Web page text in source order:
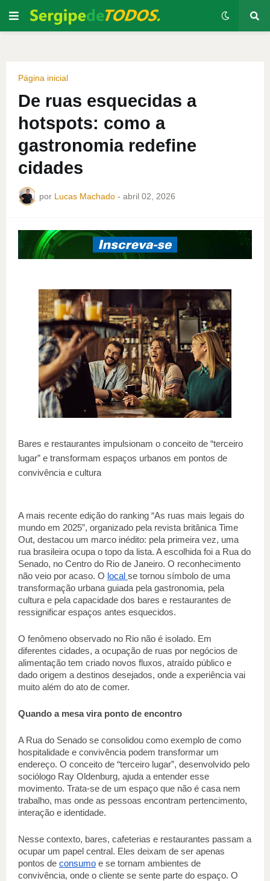
Página inicial
De ruas esquecidas a
hotspots: como a
gastronomia redefine
cidades
por Lucas Machado - abril 02, 2026
Bares e restaurantes impulsionam o conceito de “terceiro
lugar” e transformam espaços urbanos em pontos de
convivência e cultura
A mais recente edição do ranking “As ruas mais legais do
mundo em 2025”, organizado pela revista britânica Time
Out, destacou um marco inédito: pela primeira vez, uma
rua brasileira ocupa o topo da lista. A escolhida foi a Rua do
Senado, no Centro do Rio de Janeiro. O reconhecimento
não veio por acaso. O local se tornou símbolo de uma
transformação urbana guiada pela gastronomia, pela
cultura e pela capacidade dos bares e restaurantes de
ressignificar espaços antes esquecidos.
O fenômeno observado no Rio não é isolado. Em
diferentes cidades, a ocupação de ruas por negócios de
alimentação tem criado novos fluxos, atraído público e
dado origem a destinos desejados, onde a experiência vai
muito além do ato de comer.
Quando a mesa vira ponto de encontro
A Rua do Senado se consolidou como exemplo de como
hospitalidade e convivência podem transformar um
endereço. O conceito de “terceiro lugar”, desenvolvido pelo
sociólogo Ray Oldenburg, ajuda a entender esse
movimento. Trata-se de um espaço que não é casa nem
trabalho, mas onde as pessoas encontram pertencimento,
interação e identidade.
Nesse contexto, bares, cafeterias e restaurantes passam a
ocupar um papel central. Eles deixam de ser apenas
pontos de consumo e se tornam ambientes de
convivência, onde o cliente se sente parte do espaço. O